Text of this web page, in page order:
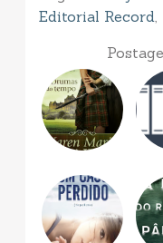
Editorial Record,